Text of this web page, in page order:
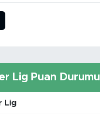
Lig Puan Durumu
Lig